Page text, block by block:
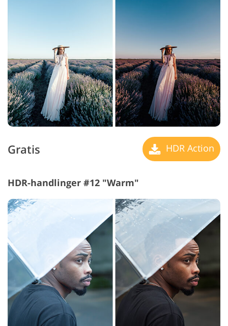
Gratis HDR Action
HDR-handlinger #12 "Warm"